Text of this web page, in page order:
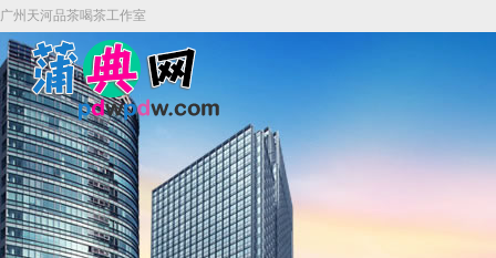
广州天河品茶喝茶工作室